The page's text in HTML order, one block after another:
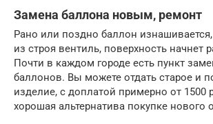
Замена баллона новым, ремонт
Рано или поздно баллон
из строя вентиль, поверхность начнет
Почти в каждом городе есть пункт
баллонов. Вы можете отдать старое и
изделие, с доплатой примерно от 1500
хорошая альтернатива покупке нового